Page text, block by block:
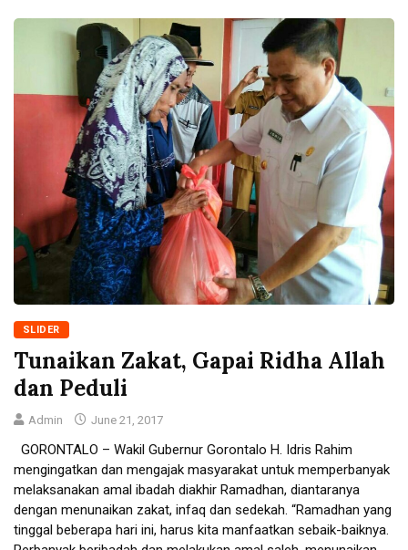
SLIDER
Tunaikan Zakat, Gapai Ridha Allah
dan Peduli
Admin June 21, 2017
GORONTALO – Wakil Gubernur Gorontalo H. Idris Rahim
mengingatkan dan mengajak masyarakat untuk memperbanyak
melaksanakan amal ibadah diakhir Ramadhan, diantaranya
dengan menunaikan zakat, infaq dan sedekah. “Ramadhan yang
tinggal beberapa hari ini, harus kita manfaatkan sebaik-baiknya.